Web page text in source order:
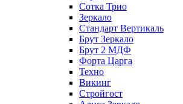
Сотка Трио
Зеркало
Стандарт Вертикаль
Брут Зеркало
Брут 2 МДФ
Форта Царга
Техно
Викинг
Стройгост